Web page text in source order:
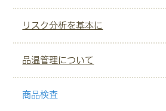
リスク分析を基本に
品温管理について
商品検査